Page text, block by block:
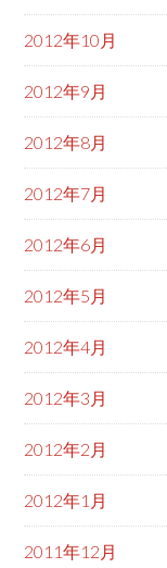
2012年10月
2012年9月
2012年8月
2012年7月
2012年6月
2012年5月
2012年4月
2012年3月
2012年2月
2012年1月
2011年12月